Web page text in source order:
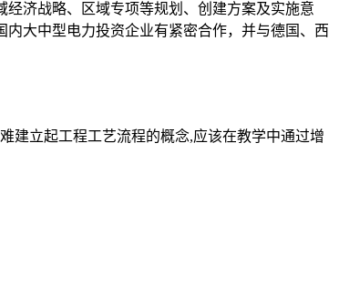
济战略、区域专项等规划、创建方案及实施意
大中型电力投资企业有紧密合作，并与德国、西
建立起工程工艺流程的概念,应该在教学中通过增